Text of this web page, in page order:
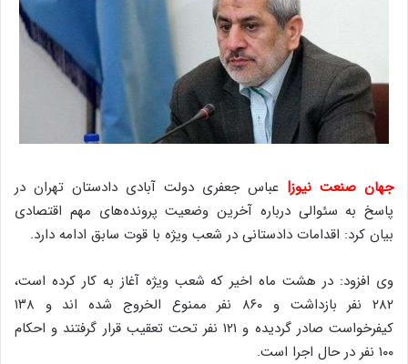
جهان صنعت نیوز| عباس جعفری دولت آبادی دادستان تهران در
پاسخ به سئوالی درباره آخرین وضعیت پرونده‌های مهم اقتصادی
بیان کرد: اقدامات دادستانی در شعب ویژه با قوت سابق ادامه دارد.
وی افزود: در هشت ماه اخیر که شعب ویژه آغاز به کار کرده است،
۲۸۲ نفر بازداشت و ۸۶۰ نفر ممنوع الخروج شده اند و ۱۳۸
کیفرخواست صادر گردیده و ۱۲۱ نفر تحت تعقیب قرار گرفتند و احکام
۱۰۰ نفر در حال اجرا است.